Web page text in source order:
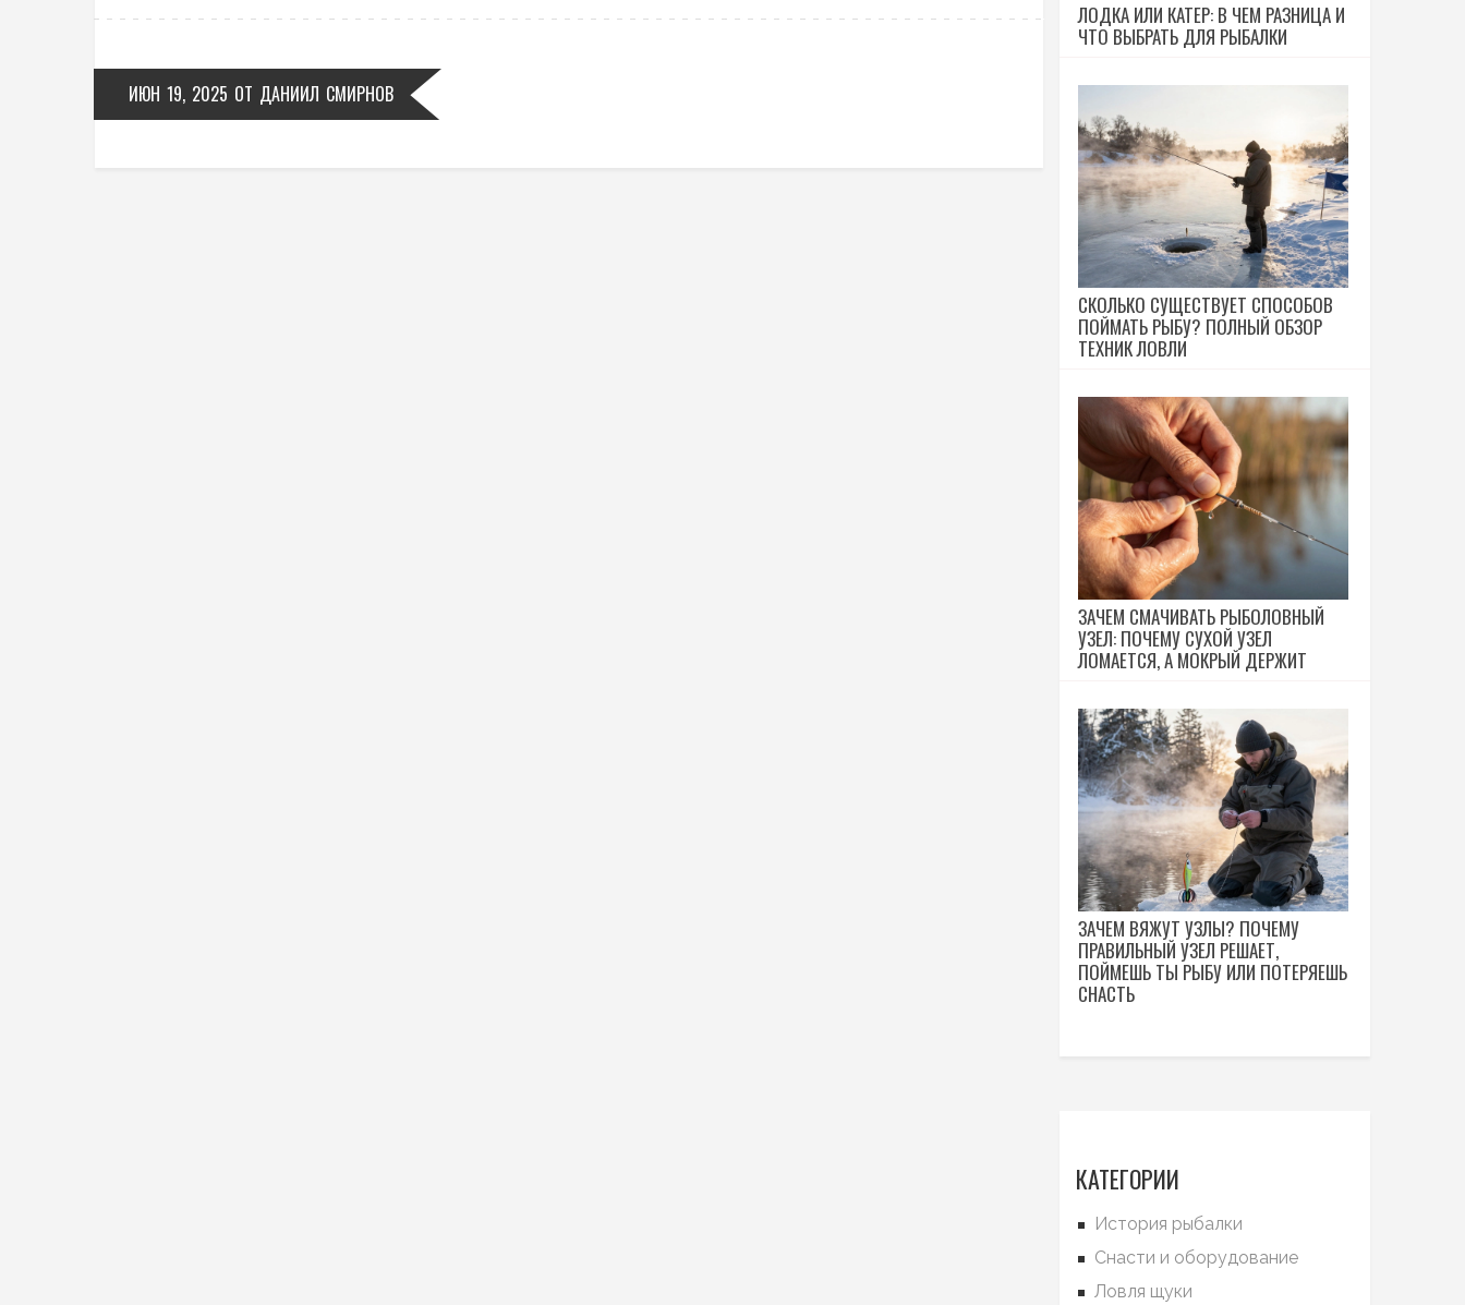
ИЮН 19, 2025 ОТ ДАНИИЛ СМИРНОВ
ЛОДКА ИЛИ КАТЕР: В ЧЕМ РАЗНИЦА И
ЧТО ВЫБРАТЬ ДЛЯ РЫБАЛКИ
СКОЛЬКО СУЩЕСТВУЕТ СПОСОБОВ
ПОЙМАТЬ РЫБУ? ПОЛНЫЙ ОБЗОР
ТЕХНИК ЛОВЛИ
ЗАЧЕМ СМАЧИВАТЬ РЫБОЛОВНЫЙ
УЗЕЛ: ПОЧЕМУ СУХОЙ УЗЕЛ
ЛОМАЕТСЯ, А МОКРЫЙ ДЕРЖИТ
ЗАЧЕМ ВЯЖУТ УЗЛЫ? ПОЧЕМУ
ПРАВИЛЬНЫЙ УЗЕЛ РЕШАЕТ,
ПОЙМЕШЬ ТЫ РЫБУ ИЛИ ПОТЕРЯЕШЬ
СНАСТЬ
КАТЕГОРИИ
История рыбалки
Снасти и оборудование
Ловля щуки